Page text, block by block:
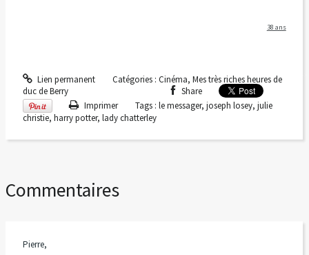
38 ans
Lien permanent Catégories : Cinéma, Mes très riches heures de
duc de Berry
Share
Imprimer
Tags : le messager, joseph losey, julie
christie, harry potter, lady chatterley
Commentaires
Pierre,